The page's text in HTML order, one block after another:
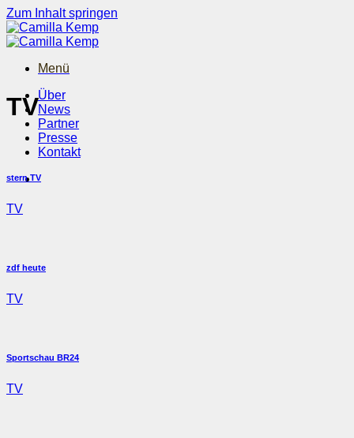
Zum Inhalt springen
Menü
Über
News
Partner
Presse
Kontakt
TV
stern TV
TV
zdf heute
TV
Sportschau BR24
TV